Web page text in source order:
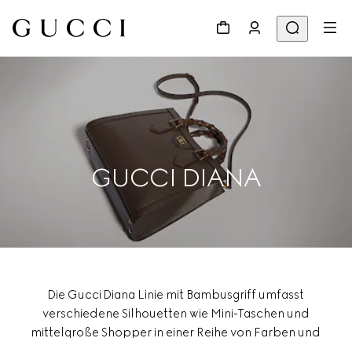
GUCCI DIANA
Die Gucci Diana Linie mit Bambusgriff umfasst
verschiedene Silhouetten wie Mini-Taschen und
mittelgroße Shopper in einer Reihe von Farben und